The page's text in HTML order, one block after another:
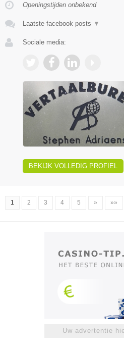
Openingstijden onbekend
Laatste facebook posts ▼
Sociale media:
BEKIJK VOLLEDIG PROFIEL
1 2 3 4 5 » »»
Uw advertentie